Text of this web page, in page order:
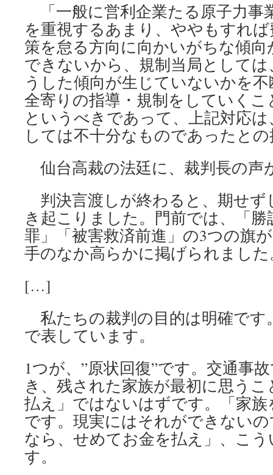
「一般に営利企業たる原子力事
を重視するあまり、ややもすれ
策を怠る方向に向かいがちな傾
できないから、規制当局として
うした傾向が生じていないかを
全寄りの指導・規制をしていく
というべきであって、上記対応
しては不十分なものであったと
仙台高裁の法廷に、裁判長の声
判決言渡しが終わると、期せず
き起こりました。門前では、「
罪」「被害救済前進」の3つの旗
手のなか高らかに掲げられました
[…]
私たちの裁判の目的は明確です
で表しています。
1つが、”原状回復”です。交通事
き、残された家族が最初に思う
払え」ではないはずです。「家
です。現実にはそれができない
なら、せめてお金を払え」、こ
す。